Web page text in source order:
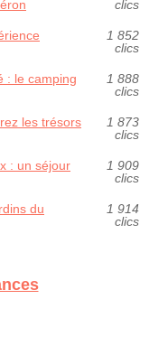
clics
1 852
clics
: le camping
1 888
clics
les trésors
1 873
clics
: un séjour
1 909
clics
du
1 914
clics